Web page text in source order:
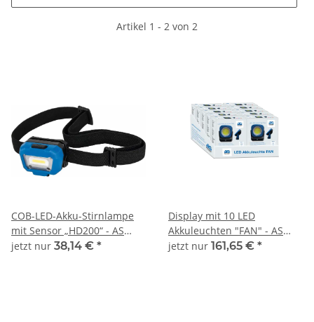
Artikel 1 - 2 von 2
COB-LED-Akku-Stirnlampe
mit Sensor „HD200“ - AS
SCHWABE
jetzt nur 38,14 € *
Display mit 10 LED
Akkuleuchten "FAN" - AS
SCHWABE
jetzt nur 161,65 € *